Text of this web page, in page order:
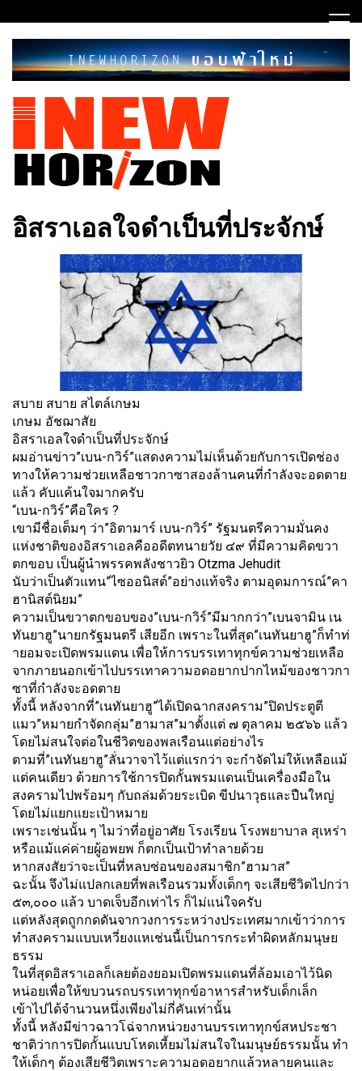
to
content
INEWHORIZON
อิสราเอลใจดำเป็นที่ประจักษ์
สบาย สบาย สไตล์เกษม
เกษม อัชฌาสัย
อิสราเอลใจดำเป็นที่ประจักษ์
ผมอ่านข่าว”เบน-กวิร์”แสดงความไม่เห็นด้วยกับการเปิดช่อง
ทางให้ความช่วยเหลือชาวกาซาสองล้านคนที่กำลังจะอดตาย
แล้ว คับแค้นใจมากครับ
“เบน-กวิร์”คือใคร ?
เขามีชื่อเต็มๆ ว่า”อิตามาร์ เบน-กวิร์” รัฐมนตรีความมั่นคง
แห่งชาติของอิสราเอลคืออดีตทนายวัย ๔๙ ที่มีความคิดขวา
ตกขอบ เป็นผู้นำพรรคพลังชาวยิว Otzma Jehudit
นับว่าเป็นตัวแทน”ไซออนิสต์”อย่างแท้จริง ตามอุดมการณ์”คา
ฮานิสต์นิยม”
ความเป็นขวาตกขอบของ”เบน-กวิร์”มีมากกว่า”เบนจามิน เน
ทันยาฮู”นายกรัฐมนตรี เสียอีก เพราะในที่สุด”เนทันยาฮู”ก็ทำท่
ายอมจะเปิดพรมแดน เพื่อให้การบรรเทาทุกข์ความช่วยเหลือ
จากภายนอกเข้าไปบรรเทาความอดอยากปากไหม้ของชาวกา
ซาที่กำลังจะอดตาย
ทั้งนี้ หลังจากที่”เนทันยาฮู”ได้เปิดฉากสงคราม”ปิดประตูตี
แมว”หมายกำจัดกลุ่ม”ฮามาส”มาตั้งแต่ ๗ ตุลาคม ๒๕๖๖ แล้ว
โดยไม่สนใจต่อในชีวิตของพลเรือนแต่อย่างไร
ตามที่”เนทันยาฮู”ลั่นวาจาไว้แต่แรกว่า จะกำจัดไม่ให้เหลือแม้
แต่คนเดียว ด้วยการใช้การปิดกั้นพรมแดนเป็นเครื่องมือใน
สงครามไปพร้อมๆ กับถล่มด้วยระเบิด ขีปนาวุธและปืนใหญ่
โดยไม่แยกแยะเป้าหมาย
เพราะเช่นนั้น ๆ ไมว่าที่อยู่อาศัย โรงเรียน โรงพยาบาล สุเหร่า
หรือแม้แค่ค่ายผู้อพยพ ก็ตกเป็นเป้าทำลายด้วย
หากสงสัยว่าจะเป็นที่หลบซ่อนของสมาชิก”ฮามาส”
ฉะนั้น จึงไม่แปลกเลยที่พลเรือนรวมทั้งเด็กๆ จะเสียชีวิตไปกว่า
๕๓,๐๐๐ แล้ว บาดเจ็บอีกเท่าไร ก็ไม่แน่ใจครับ
แต่หลังสุดถูกกดดันจากวงการระหว่างประเทศมากเข้าว่าการ
ทำสงครามแบบเหวี่ยงแหเช่นนี้เป็นการกระทำผิดหลักมนุษย
ธรรม
ในที่สุดอิสราเอลก็เลยต้องยอมเปิดพรมแดนที่ล้อมเอาไว้นิด
หน่อยเพื่อให้ขบวนรถบรรเทาทุกข์อาหารสำหรับเด็กเล็ก
เข้าไปได้จำนวนหนึ่งเพียงไม่กี่คันเท่านั้น
ทั้งนี้ หลังมีข่าวฉาวโฉ่จากหน่วยงานบรรเทาทุกข์สหประชา
ชาติว่าการปิดกั้นแบบโหดเหี้ยมไม่สนใจในมนุษย์ธรรมนั้น ทำ
ให้เด็กๆ ต้องเสียชีวิตเพราะความอดอยากแล้วหลายคนและ